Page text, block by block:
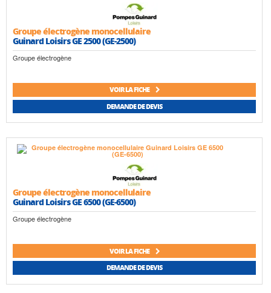
Groupe électrogène monocellulaire
Guinard Loisirs GE 2500 (GE-2500)
Groupe électrogène
VOIR LA FICHE
DEMANDE DE DEVIS
Groupe électrogène monocellulaire
Guinard Loisirs GE 6500 (GE-6500)
Groupe électrogène
VOIR LA FICHE
DEMANDE DE DEVIS